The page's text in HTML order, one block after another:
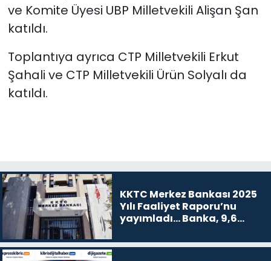
ve Komite Üyesi UBP Milletvekili Alişan Şan
katıldı.
Toplantıya ayrıca CTP Milletvekili Erkut
Şahali ve CTP Milletvekili Ürün Solyalı da
katıldı.
KKTC Merkez Bankası 2025
Yılı Faaliyet Raporu’nu
yayımladı... Banka, 9,6